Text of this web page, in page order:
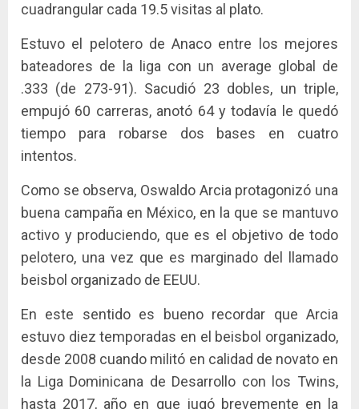
cuadrangular cada 19.5 visitas al plato.
Estuvo el pelotero de Anaco entre los mejores
bateadores de la liga con un average global de
.333 (de 273-91). Sacudió 23 dobles, un triple,
empujó 60 carreras, anotó 64 y todavía le quedó
tiempo para robarse dos bases en cuatro
intentos.
Como se observa, Oswaldo Arcia protagonizó una
buena campaña en México, en la que se mantuvo
activo y produciendo, que es el objetivo de todo
pelotero, una vez que es marginado del llamado
beisbol organizado de EEUU.
En este sentido es bueno recordar que Arcia
estuvo diez temporadas en el beisbol organizado,
desde 2008 cuando militó en calidad de novato en
la Liga Dominicana de Desarrollo con los Twins,
hasta 2017, año en que jugó brevemente en la